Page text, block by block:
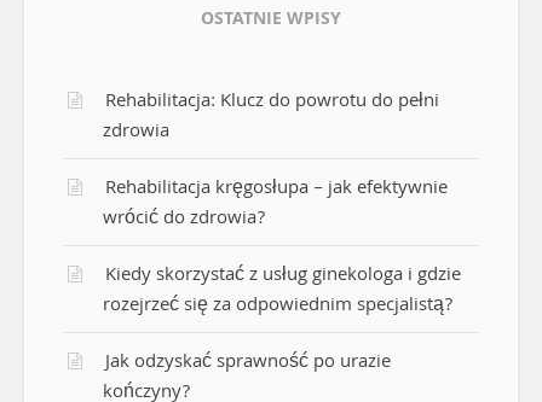
OSTATNIE WPISY
Rehabilitacja: Klucz do powrotu do pełni
zdrowia
Rehabilitacja kręgosłupa – jak efektywnie
wrócić do zdrowia?
Kiedy skorzystać z usług ginekologa i gdzie
rozejrzeć się za odpowiednim specjalistą?
Jak odzyskać sprawność po urazie
kończyny?